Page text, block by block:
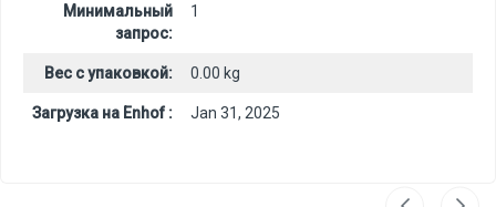
Минимальный
запрос:
1
Вес с упаковкой: 0.00 kg
Загрузка на Enhof : Jan 31, 2025